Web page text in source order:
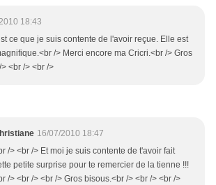
18:43
ce que je suis contente de l'avoir reçue. Elle est
/> Merci encore ma Cricri.<br /> Gros
<br /> <br />
16/07/2010 18:47
/> <br /> Et moi je suis contente de t'avoir fait
petite surprise pour te remercier de la tienne !!!
/> <br /> <br /> Gros bisous.<br /> <br /> <br />